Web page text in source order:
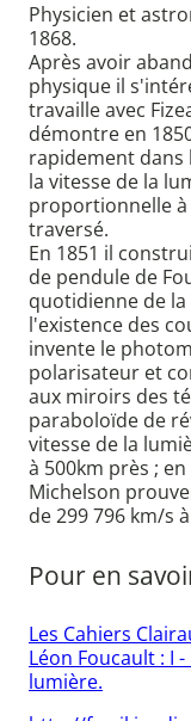
Physicien et
1868.
Après avoir
physique il
travaille avec
démontre en
rapidement dans
la vitesse de la
proportionnelle
traversé.
En 1851 il
de pendule de
quotidienne de
l'existence des
invente le
polarisateur et
aux miroirs des
paraboloïde de
vitesse de la
à 500km près ;
Michelson
de 299 796 km/s
Pour en
Les Cahiers
Léon Foucault : I
lumière.